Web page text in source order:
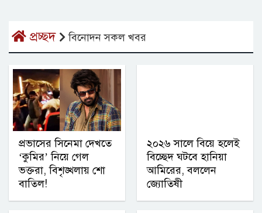
প্রচ্ছদ বিনোদন সকল খবর
প্রভাসের সিনেমা দেখতে
‘কুমির’ নিয়ে গেল
ভক্তরা, বিশৃঙ্খলায় শো
বাতিল!
২০২৬ সালে বিয়ে হলেই
বিচ্ছেদ ঘটবে হানিয়া
আমিরের, বললেন
জ্যোতিষী